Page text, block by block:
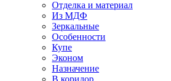
Отделка и материал
Из МДФ
Зеркальные
Особенности
Купе
Эконом
Назначение
В коридор